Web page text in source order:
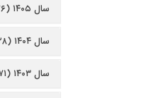
سال ۱۴۰۵ (۲۲۶)
سال ۱۴۰۴ (۸۲۸)
سال ۱۴۰۳ (۶۷۱)